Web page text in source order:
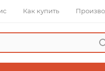
Как купить